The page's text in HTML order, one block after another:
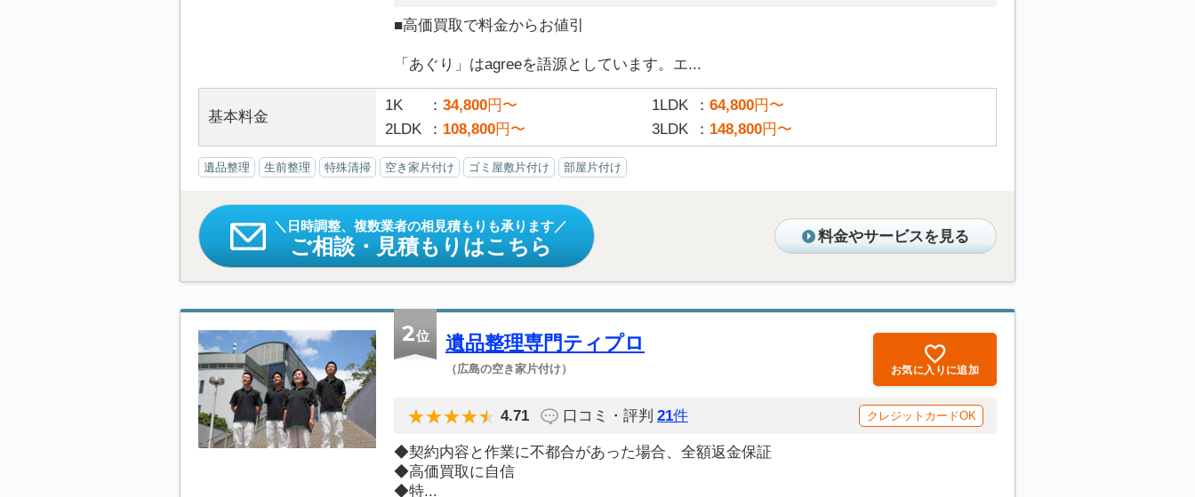
■高価買取で料金からお値引
「あぐり」はagreeを語源としています。エ...
基本料金
1K 34,800円〜 1LDK 64,800円〜
2LDK
108,800円〜 3LDK 148,800円〜
遺品整理 生前整理 特殊清掃 空き家片付け ゴミ屋敷片付け 部屋片付け
日時調整、複数業者の相見積もりも承ります
ご相談・見積もりはこちら 料金やサービスを見る
2位 遺品整理専門ティプロ
（広島の空き家片付け） お気に入りに追加
4.71 口コミ・評判 21件 クレジットカードOK
◆契約内容と作業に不都合があった場合、全額返金保証
◆高価買取に自信
◆特...